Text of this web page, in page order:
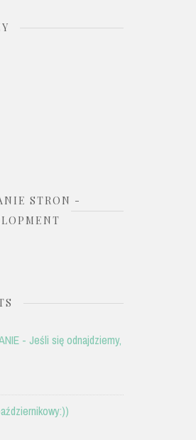
STRON -
- Jeśli się odnajdziemy,